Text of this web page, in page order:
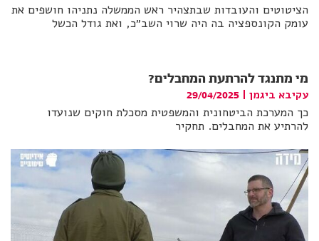
הציטוטים והעובדות שבתצהיר ראש הממשלה נתניהו חושפים את
עומק הקונספציה בה היה שרוי השב״כ, ואת גודל הכשל
מי מתנגד להרתעת המחבלים?
עקיבא ביגמן
29/04/2025
כך המערכת הביטחונית והמשפטית מסכלת חוקים שנועדו
להרתיע את המחבלים. תחקיר